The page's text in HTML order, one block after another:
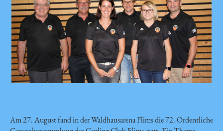
Am 27. August fand in der Waldhausarena Flims die 72. Ordentliche